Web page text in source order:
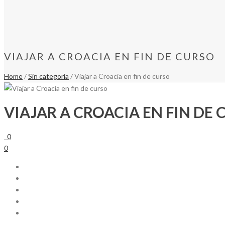
VIAJAR A CROACIA EN FIN DE CURSO
Home/Sin categoría / Viajar a Croacia en fin de curso
VIAJAR A CROACIA EN FIN DE
0
0